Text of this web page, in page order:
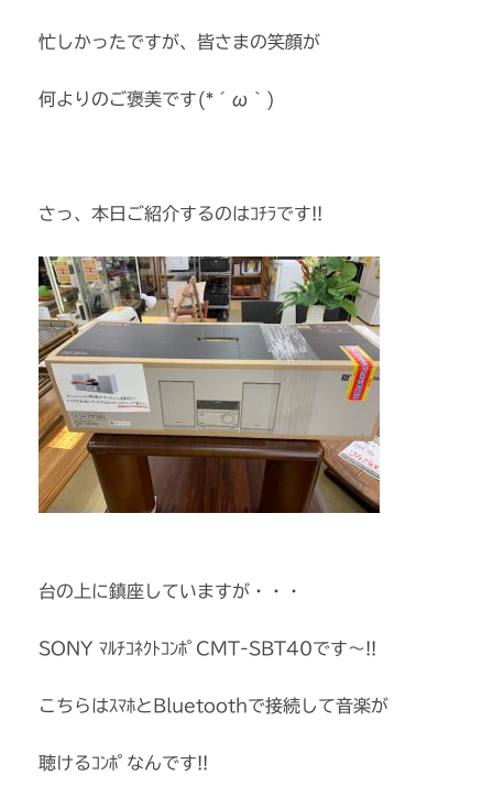
忙しかったですが、皆さまの笑顔が
何よりのご褒美です(*´ω｀)
さっ、本日ご紹介するのはｺﾁﾗです!!
台の上に鎮座していますが・・・
SONY ﾏﾙﾁｺﾈｸﾄｺﾝﾎﾟCMT-SBT40です～!!
こちらはｽﾏﾎとBluetoothで接続して音楽が
聴けるｺﾝﾎﾟなんです!!